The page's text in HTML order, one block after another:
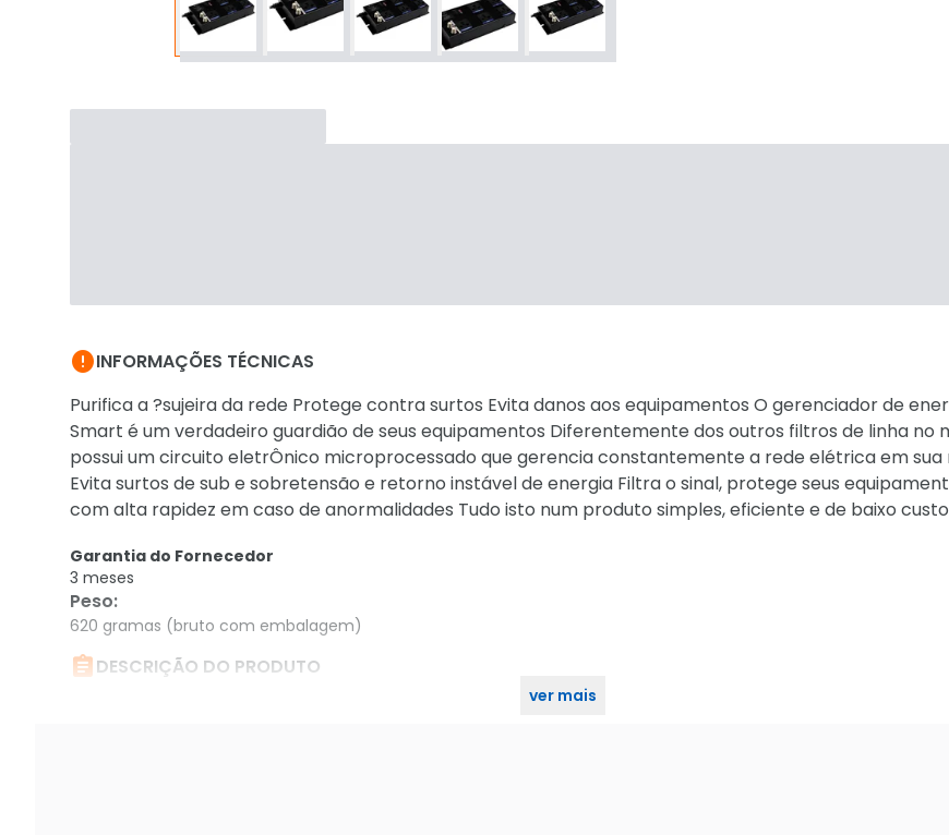
INFORMAÇÕES TÉCNICAS
Purifica a ?sujeira da rede Protege contra surtos Evita danos aos equipamentos O gerenciador de
Smart é um verdadeiro guardião de seus equipamentos Diferentemente dos outros filtros de linha no
possui um circuito eletrÔnico microprocessado que gerencia constantemente a rede elétrica em sua
Evita surtos de sub e sobretensão e retorno instável de energia Filtra o sinal, protege seus
com alta rapidez em caso de anormalidades Tudo isto num produto simples, eficiente e de baixo custo
Garantia do Fornecedor
3 meses
Peso:
620 gramas (bruto com embalagem)
DESCRIÇÃO DO PRODUTO
ver mais